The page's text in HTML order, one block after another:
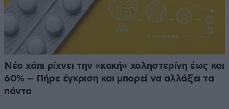
Νέο χάπι ρίχνει την «κακή» χοληστερίνη έως και
60% – Πήρε έγκριση και μπορεί να αλλάξει τα
πάντα